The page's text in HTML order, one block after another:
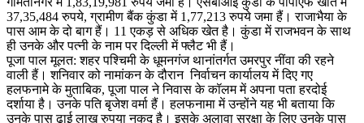
37,35,484 रुपये, ग्रामीण बैंक कुंडा में 1,77,213 रुपये जमा हैं। राजाभैया के
पास आम के दो बाग हैं। 11 एकड़ से अधिक खेत है। कुंडा में राजभवन के साथ
ही उनके और पत्नी के नाम पर दिल्ली में फ्लैट भी हैं।
पूजा पाल मूलत: शहर पश्चिमी के धूमनगंज थानांतर्गत उमरपुर नींवा की रहने
वाली हैं। शनिवार को नामांकन के दौरान निर्वाचन कार्यालय में दिए गए
हलफनामे के मुताबिक, पूजा पाल ने निवास के कॉलम में अपना पता हरदोई
दर्शाया है। उनके पति बृजेश वर्मा हैं। हलफनामा में उन्होंने यह भी बताया कि
उनके पास ढाई लाख रुपया नकद है। इसके अलावा सुरक्षा के लिए उनके पास